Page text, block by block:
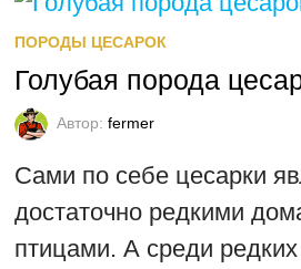
ПОРОДЫ ЦЕСАРОК
Голубая порода
Автор: fermer
Сами по себе цесарки
достаточно редкими
птицами. А среди редких